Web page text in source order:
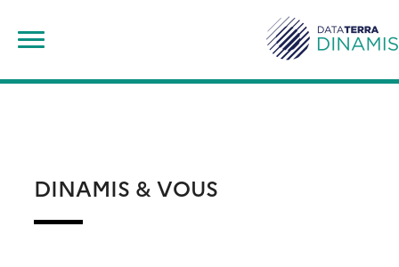
content
DINAMIS & VOUS